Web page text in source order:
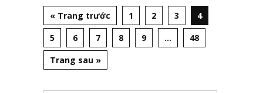
« Trang trước 1 2 3
4
5
6 7 8 9 …
48
Trang sau »